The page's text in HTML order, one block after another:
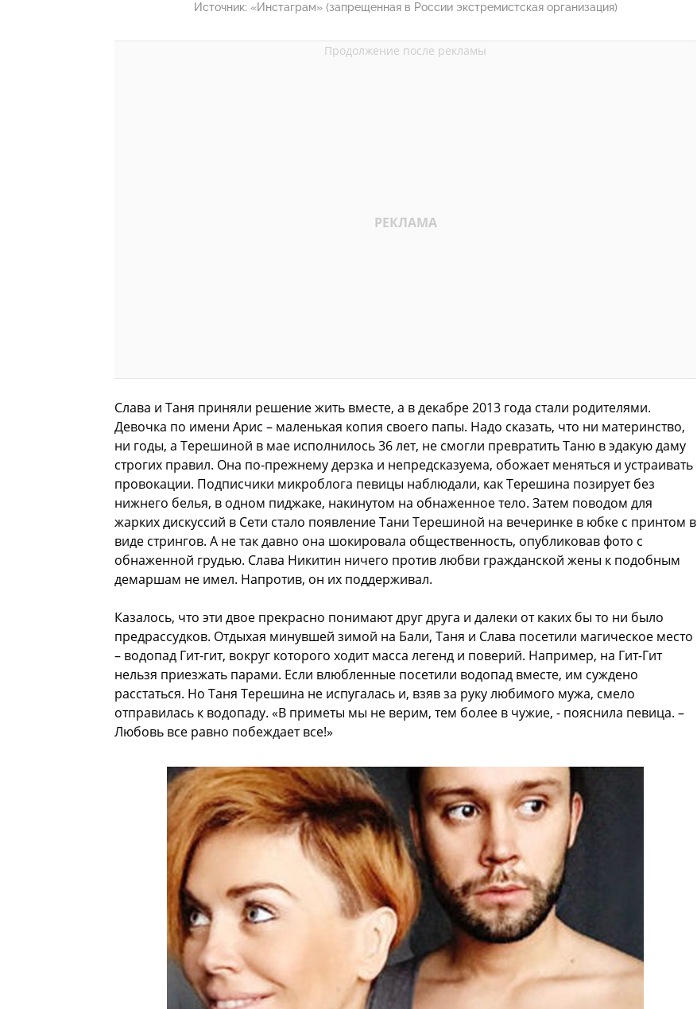
Источник: «Инстаграм» (запрещенная в России экстремистская организация)
Слава и Таня приняли решение жить вместе, а в декабре 2013 года стали родителями.
Девочка по имени Арис – маленькая копия своего папы. Надо сказать, что ни материнство,
ни годы, а Терешиной в мае исполнилось 36 лет, не смогли превратить Таню в эдакую даму
строгих правил. Она по-прежнему дерзка и непредсказуема, обожает меняться и устраивать
провокации. Подписчики микроблога певицы наблюдали, как Терешина позирует без
нижнего белья, в одном пиджаке, накинутом на обнаженное тело. Затем поводом для
жарких дискуссий в Сети стало появление Тани Терешиной на вечеринке в юбке с принтом в
виде стрингов. А не так давно она шокировала общественность, опубликовав фото с
обнаженной грудью. Слава Никитин ничего против любви гражданской жены к подобным
демаршам не имел. Напротив, он их поддерживал.
Казалось, что эти двое прекрасно понимают друг друга и далеки от каких бы то ни было
предрассудков. Отдыхая минувшей зимой на Бали, Таня и Слава посетили магическое место
– водопад Гит-гит, вокруг которого ходит масса легенд и поверий. Например, на Гит-Гит
нельзя приезжать парами. Если влюбленные посетили водопад вместе, им суждено
расстаться. Но Таня Терешина не испугалась и, взяв за руку любимого мужа, смело
отправилась к водопаду. «В приметы мы не верим, тем более в чужие, - пояснила певица. –
Любовь все равно побеждает все!»